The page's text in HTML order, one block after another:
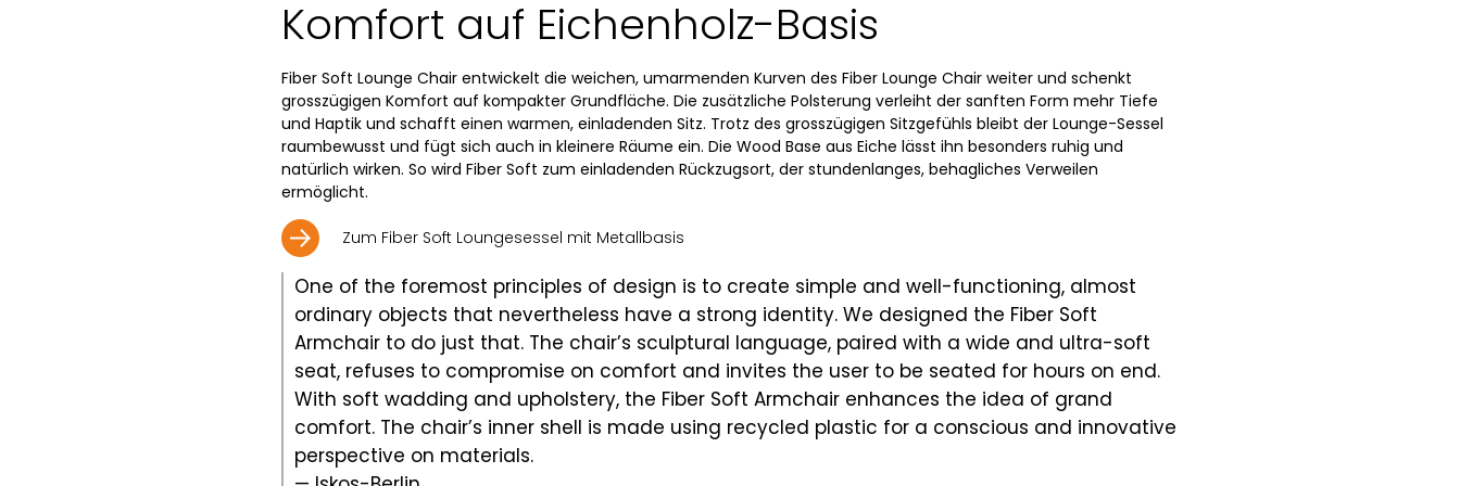
Komfort auf Eichenholz-Basis
Fiber Soft Lounge Chair entwickelt die weichen, umarmenden Kurven des Fiber Lounge Chair weiter und schenkt
grosszügigen Komfort auf kompakter Grundfläche. Die zusätzliche Polsterung verleiht der sanften Form mehr Tiefe
und Haptik und schafft einen warmen, einladenden Sitz. Trotz des grosszügigen Sitzgefühls bleibt der Lounge-Sessel
raumbewusst und fügt sich auch in kleinere Räume ein. Die Wood Base aus Eiche lässt ihn besonders ruhig und
natürlich wirken. So wird Fiber Soft zum einladenden Rückzugsort, der stundenlanges, behagliches Verweilen
ermöglicht.
Zum Fiber Soft Loungesessel mit Metallbasis
One of the foremost principles of design is to create simple and well-functioning, almost
ordinary objects that nevertheless have a strong identity. We designed the Fiber Soft
Armchair to do just that. The chair’s sculptural language, paired with a wide and ultra-soft
seat, refuses to compromise on comfort and invites the user to be seated for hours on end.
With soft wadding and upholstery, the Fiber Soft Armchair enhances the idea of grand
comfort. The chair’s inner shell is made using recycled plastic for a conscious and innovative
perspective on materials.